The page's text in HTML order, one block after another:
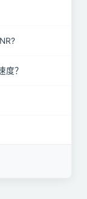
度？